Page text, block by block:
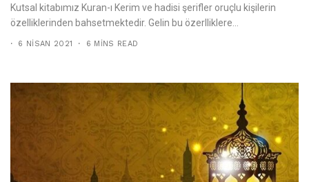
Kutsal kitabımız Kuran-ı Kerim ve hadisi şerifler oruçlu kişilerin
özelliklerinden bahsetmektedir. Gelin bu özerlliklere...
6 NISAN 2021 6 MINS READ